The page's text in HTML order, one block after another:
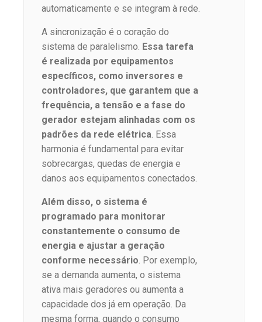
automaticamente e se integram à rede.
A sincronização é o coração do
sistema de paralelismo. Essa tarefa
é realizada por equipamentos
específicos, como inversores e
controladores, que garantem que a
frequência, a tensão e a fase do
gerador estejam alinhadas com os
padrões da rede elétrica. Essa
harmonia é fundamental para evitar
sobrecargas, quedas de energia e
danos aos equipamentos conectados.
Além disso, o sistema é
programado para monitorar
constantemente o consumo de
energia e ajustar a geração
conforme necessário. Por exemplo,
se a demanda aumenta, o sistema
ativa mais geradores ou aumenta a
capacidade dos já em operação. Da
mesma forma, quando o consumo